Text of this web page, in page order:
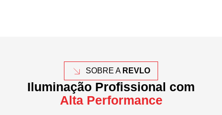
SOBRE A REVLO
Iluminação Profissional com
Alta Performance